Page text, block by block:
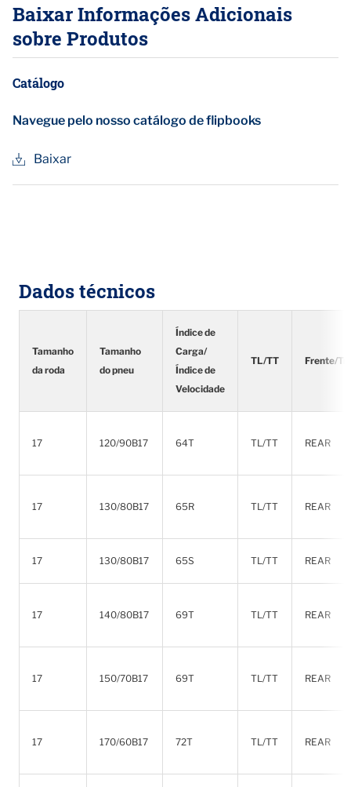
Baixar Informações Adicionais
sobre Produtos
Catálogo
Navegue pelo nosso catálogo de flipbooks
Baixar
Dados técnicos
Tamanho
da roda
Tamanho
do pneu
Índice de
Carga/
Índice de
Velocidade
TL/TT Frente/
17 120/90B17 64T TL/TT REAR
17 130/80B17 65R TL/TT REAR
17 130/80B17 65S TL/TT REAR
17 140/80B17 69T TL/TT REAR
17 150/70B17 69T TL/TT REAR
17 170/60B17 72T TL/TT REAR